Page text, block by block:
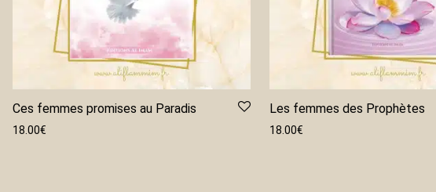
Ces femmes promises au Paradis
18.00€
Les femmes des Prophètes
18.00€